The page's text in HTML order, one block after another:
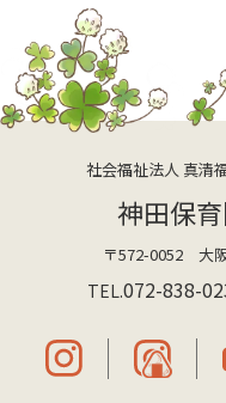
社会福祉法人 真清
神田保
〒572-0052 大
TEL.072-838-